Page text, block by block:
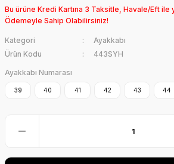
Bu ürüne Kredi Kartına 3 Taksitle, Havale/Eft ile
Ödemeyle Sahip Olabilirsiniz!
Kategori
Ayakkabı
Ürün Kodu
443SYH
Ayakkabı Numarası
39 40 41 42 43 44